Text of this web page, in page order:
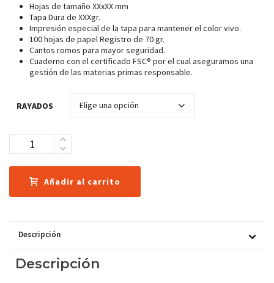
Hojas de tamaño XXxXX mm
Tapa Dura de XXXgr.
Impresión especial de la tapa para mantener el color vivo.
100 hojas de papel Registro de 70 gr.
Cantos romos para mayor seguridad.
Cuaderno con el certificado FSC® por el cual aseguramos una
gestión de las materias primas responsable.
RAYADOS
Cantidad
Añadir al carrito
Descripción
Descripción